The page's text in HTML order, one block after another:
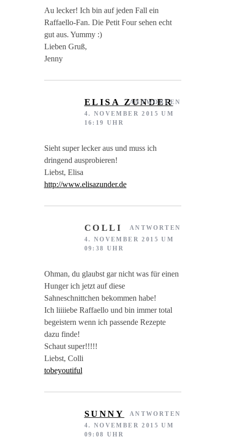
Au lecker! Ich bin auf jeden Fall ein
Raffaello-Fan. Die Petit Four sehen echt
gut aus. Yummy :)
Lieben Gruß,
Jenny
ELISA ZUNDER
4. NOVEMBER 2015 UM
16:19 UHR
Sieht super lecker aus und muss ich
dringend ausprobieren!
Liebst, Elisa
http://www.elisazunder.de
ANTWORTEN
COLLI
4. NOVEMBER 2015 UM
09:38 UHR
Ohman, du glaubst gar nicht was für einen
Hunger ich jetzt auf diese
Sahneschnittchen bekommen habe!
Ich liiiiebe Raffaello und bin immer total
begeistern wenn ich passende Rezepte
dazu finde!
Schaut super!!!!!
Liebst, Colli
tobeyoutiful
ANTWORTEN
SUNNY
4. NOVEMBER 2015 UM
09:08 UHR
ANTWORTEN